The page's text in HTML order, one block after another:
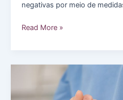
negativas por meio de
Embriaguez
de
Read More »